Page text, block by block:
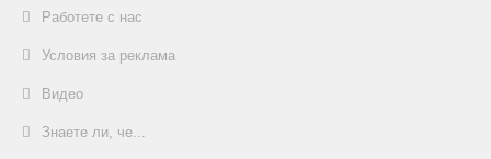
Работете с нас
Условия за реклама
Видео
Знаете ли, че...